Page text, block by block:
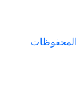
المحفوظات